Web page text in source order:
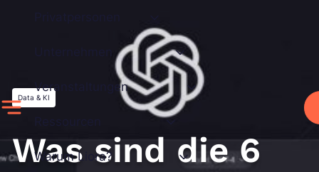
Veranstaltungen
Warum Liora?
Data & KI
Was sind die 6